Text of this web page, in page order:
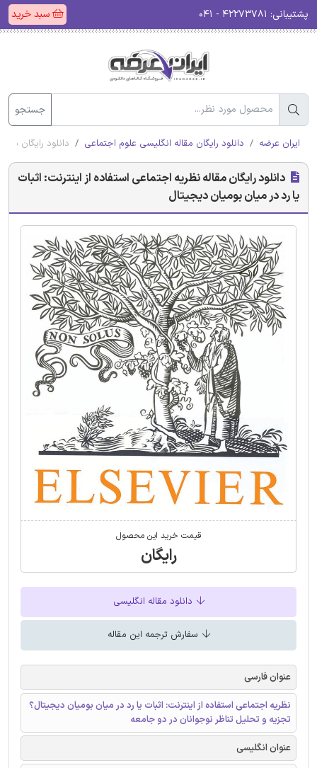
پشتیبانی: سبد خرید
جستجو
ایران عرضه دانلود رایگان مقاله انگلیسی علوم اجتماعی دانلود رایگان
دانلود رایگان مقاله نظریه اجتماعی استفاده از اینترنت: اثبات
یا رد در میان بومیان دیجیتال
قیمت خرید این محصول
رایگان
دانلود مقاله انگلیسی
سفارش ترجمه این مقاله
عنوان فارسی
نظریه اجتماعی استفاده از اینترنت: اثبات یا رد در میان بومیان دیجیتال؟
تجزیه و تحلیل تناظر نوجوانان در دو جامعه
عنوان انگلیسی